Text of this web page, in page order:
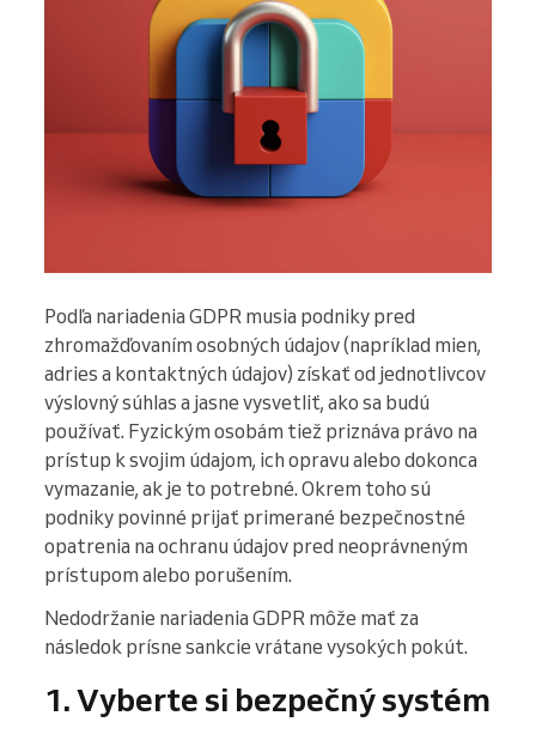
Podľa nariadenia GDPR musia podniky pred
zhromažďovaním osobných údajov (napríklad mien,
adries a kontaktných údajov) získať od jednotlivcov
výslovný súhlas a jasne vysvetliť, ako sa budú
používať. Fyzickým osobám tiež priznáva právo na
prístup k svojim údajom, ich opravu alebo dokonca
vymazanie, ak je to potrebné. Okrem toho sú
podniky povinné prijať primerané bezpečnostné
opatrenia na ochranu údajov pred neoprávneným
prístupom alebo porušením.
Nedodržanie nariadenia GDPR môže mať za
následok prísne sankcie vrátane vysokých pokút.
1. Vyberte si bezpečný systém